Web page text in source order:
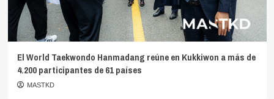
El World Taekwondo Hanmadang reúne en Kukkiwon a más de
4.200 participantes de 61 países
MASTKD